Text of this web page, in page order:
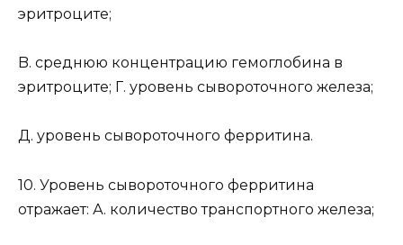
эритроците;
B. среднюю концентрацию гемоглобина в
эритроците; Г. уровень сывороточного железа;
Д. уровень сывороточного ферритина.
10. Уровень сывороточного ферритина
отражает: А. количество транспортного железа;